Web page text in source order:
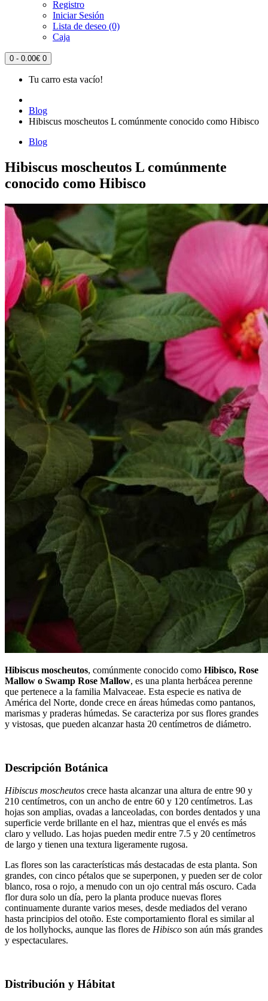
Registro
Iniciar Sesión
Lista de deseo (0)
Caja
0 - 0.00€ 0
Tu carro esta vacío!
Blog
Hibiscus moscheutos L comúnmente conocido como Hibisco
Blog
Hibiscus moscheutos L comúnmente
conocido como Hibisco
Hibiscus moscheutos, comúnmente conocido como Hibisco, Rose
Mallow o Swamp Rose Mallow, es una planta herbácea perenne
que pertenece a la familia Malvaceae. Esta especie es nativa de
América del Norte, donde crece en áreas húmedas como pantanos,
marismas y praderas húmedas. Se caracteriza por sus flores grandes
y vistosas, que pueden alcanzar hasta 20 centímetros de diámetro.
Descripción Botánica
Hibiscus moscheutos crece hasta alcanzar una altura de entre 90 y
210 centímetros, con un ancho de entre 60 y 120 centímetros. Las
hojas son amplias, ovadas a lanceoladas, con bordes dentados y una
superficie verde brillante en el haz, mientras que el envés es más
claro y velludo. Las hojas pueden medir entre 7.5 y 20 centímetros
de largo y tienen una textura ligeramente rugosa.
Las flores son las características más destacadas de esta planta. Son
grandes, con cinco pétalos que se superponen, y pueden ser de color
blanco, rosa o rojo, a menudo con un ojo central más oscuro. Cada
flor dura solo un día, pero la planta produce nuevas flores
continuamente durante varios meses, desde mediados del verano
hasta principios del otoño. Este comportamiento floral es similar al
de los hollyhocks, aunque las flores de Hibisco son aún más grandes
y espectaculares.
Distribución y Hábitat